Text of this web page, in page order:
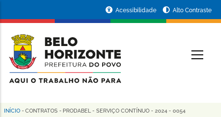
conteúdo
principal
da
Prefeitura
de
Horizonte
Acessibilidade Alto Contraste
INÍCIO - CONTRATOS - PRODABEL - SERVIÇO CONTÍNUO - 2024 - 0054